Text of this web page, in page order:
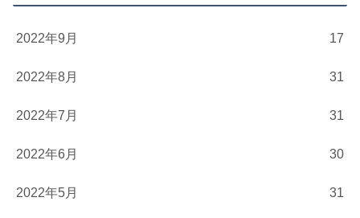
2022年9月 17
2022年8月 31
2022年7月 31
2022年6月 30
2022年5月 31